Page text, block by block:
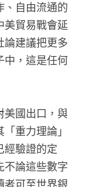
、自由流通的
美貿易戰會延
論建議把更多
中，這是任何
美國出口，與
重力理論」
經驗證的定
不論這些數字